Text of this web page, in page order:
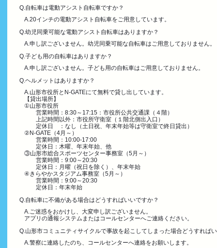
Q.自転車は電動アシスト自転車ですか？
A.20インチの電動アシスト自転車をご用意しています。
Q.幼児同乗可能な電動アシスト自転車はありますか？
A.申し訳ございません。幼児同乗可能な自転車はご用意しておりません。
Q.子ども用の自転車はありますか？
A.申し訳ございません。子ども用の自転車はご用意しておりません。
Q.ヘルメットはありますか？
A.山形市役所とN-GATEにて無料で貸し出しています。
【貸出場所】
①山形市役所
営業時間：8:30～17:15：市役所公共交通課（４階）
上記時間以外：市役所守衛室（１階北側出入口）
定休日 ：なし（土日祝、年末年始等は守衛室で終日貸出）
②N-GATE（4月～）
営業時間：10:00-17:00
定休日：木曜、年末年始、他
③山形市総合スポーツセンター事務室（5月～）
営業時間：9:00～20:30
定休日：月曜（祝日を除く）、年末年始
④きらやかスタジアム事務室（5月～）
営業時間：9:00～20:30
定休日：年末年始
Q.自転車に不備がある場合はどうすればいいですか？
A.ご迷惑をおかけし、大変申し訳ございません。
アプリの通報システムまたはコールセンターへご連絡ください。
Q.山形市コミュニティサイクルで事故を起こしてしまった場合どうすれば
A.警察に連絡したのち、コールセンターへ連絡をお願いします。